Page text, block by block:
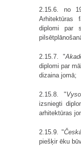
2.15.6. no
Arhitektūras
diplomi par
2.15.7. "
diplomi par
dizaina jomā;
2.15.8. "
izsniegti
arhitektūras
2.15.9. "
piešķir ēku